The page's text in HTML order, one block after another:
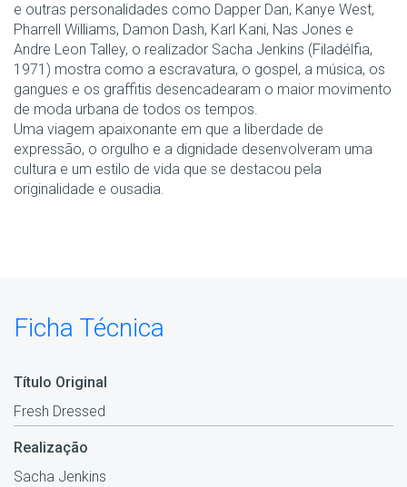
e outras personalidades como Dapper Dan, Kanye West,
Pharrell Williams, Damon Dash, Karl Kani, Nas Jones e
Andre Leon Talley, o realizador Sacha Jenkins (Filadélfia,
1971) mostra como a escravatura, o gospel, a música, os
gangues e os graffitis desencadearam o maior movimento
de moda urbana de todos os tempos.
Uma viagem apaixonante em que a liberdade de
expressão, o orgulho e a dignidade desenvolveram uma
cultura e um estilo de vida que se destacou pela
originalidade e ousadia.
Ficha Técnica
Título Original
Fresh Dressed
Realização
Sacha Jenkins